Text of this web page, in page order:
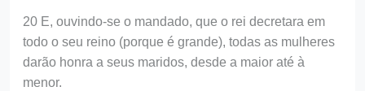
20 E, ouvindo-se o mandado, que o rei decretara em
todo o seu reino (porque é grande), todas as mulheres
darão honra a seus maridos, desde a maior até à
menor.